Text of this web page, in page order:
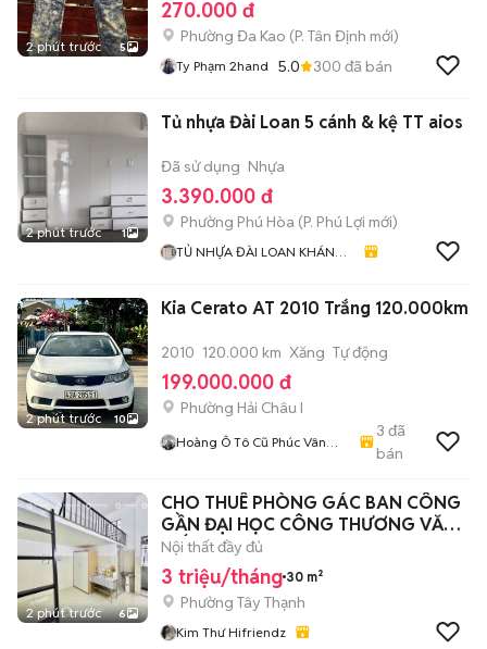
2 phút trước 5
270.000 đ
Phường Đa Kao (P. Tân Định mới)
Ty Phạm 2hand 5.0 300 đã bán
2 phút trước 1
Tủ nhựa Đài Loan 5 cánh & kệ TT aios
Đã sử dụng Nhựa
3.390.000 đ
Phường Phú Hòa (P. Phú Lợi mới)
TỦ NHỰA ĐÀI LOAN KHÁNH
2 phút trước 10
Kia Cerato AT 2010 Trắng 120.000km
2010 120.000 km Xăng Tự động
199.000.000 đ
Phường Hải Châu I
Hoàng Ô Tô Cũ Phúc Vân
3 đã
bán
2 phút trước 6
CHO THUÊ PHÒNG GÁC BAN CÔNG
GẦN ĐẠI HỌC CÔNG THƯƠNG VĂN
HIẾN AEON TP
Nội thất đầy đủ
3 triệu/tháng 30 m²
Phường Tây Thạnh
Kim Thư Hifriendz